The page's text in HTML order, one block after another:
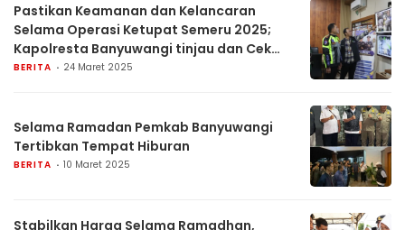
Pastikan Keamanan dan Kelancaran
Selama Operasi Ketupat Semeru 2025;
Kapolresta Banyuwangi tinjau dan Cek
Kesiapan di Pelabuhan ASDP Ketapang
BERITA 24 Maret 2025
Selama Ramadan Pemkab Banyuwangi
Tertibkan Tempat Hiburan
BERITA 10 Maret 2025
Stabilkan Harga Selama Ramadhan,